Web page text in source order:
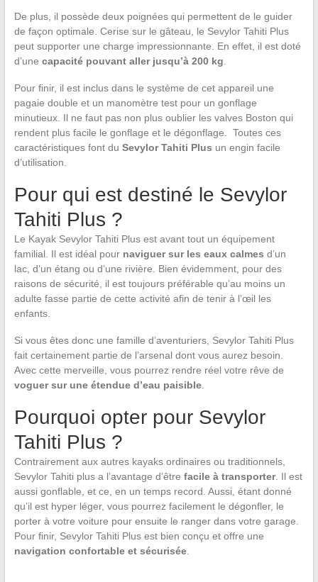
De plus, il possède deux poignées qui permettent de le guider
de façon optimale. Cerise sur le gâteau, le Sevylor Tahiti Plus
peut supporter une charge impressionnante. En effet, il est doté
d’une capacité pouvant aller jusqu’à 200 kg
Pour finir, il est inclus dans le système de cet appareil une
pagaie double et un manomètre test pour un gonflage
minutieux. Il ne faut pas non plus oublier les valves Boston qui
rendent plus facile le gonflage et le dégonflage. Toutes ces
caractéristiques font du Sevylor Tahiti Plus un engin facile
d’utilisation.
Pour qui est destiné le Sevylor
Tahiti Plus ?
Le Kayak Sevylor Tahiti Plus est avant tout un équipement
familial. Il est idéal pournaviguer sur les eaux calmes d’un
lac, d’un étang ou d’une rivière. Bien évidemment, pour des
raisons de sécurité, il est toujours préférable qu’au moins un
adulte fasse partie de cette activité afin de tenir à l’œil les
enfants.
Si vous êtes donc une famille d’aventuriers, Sevylor Tahiti Plus
fait certainement partie de l’arsenal dont vous aurez besoin.
Avec cette merveille, vous pourrez rendre réel votre rêve de
voguer sur une étendue d’eau paisible.
Pourquoi opter pour Sevylor
Tahiti Plus ?
Contrairement aux autres kayaks ordinaires ou traditionnels,
Sevylor Tahiti plus a l’avantage d’être facile à transporter. Il est
aussi gonflable, et ce, en un temps record. Aussi, étant donné
qu’il est hyper léger, vous pourrez facilement le dégonfler, le
porter à votre voiture pour ensuite le ranger dans votre garage.
Pour finir, Sevylor Tahiti Plus est bien conçu et offre une
navigation confortable et sécurisée.